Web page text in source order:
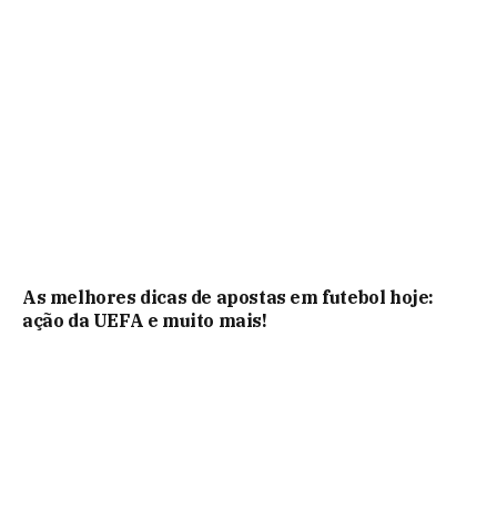
As melhores dicas de apostas em futebol hoje:
ação da UEFA e muito mais!